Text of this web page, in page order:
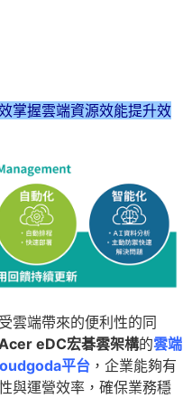
掌握雲端資源效能提升效
雲端帶來的便利性的同
eDC宏碁雲架構的雲端
平台 ，企業能夠有
與運營效率，確保業務穩